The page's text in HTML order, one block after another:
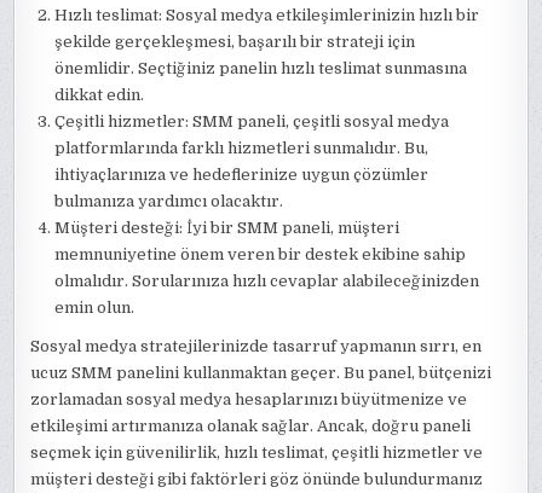
Hızlı teslimat: Sosyal medya etkileşimlerinizin hızlı bir
şekilde gerçekleşmesi, başarılı bir strateji için
önemlidir. Seçtiğiniz panelin hızlı teslimat sunmasına
dikkat edin.
Çeşitli hizmetler: SMM paneli, çeşitli sosyal medya
platformlarında farklı hizmetleri sunmalıdır. Bu,
ihtiyaçlarınıza ve hedeflerinize uygun çözümler
bulmanıza yardımcı olacaktır.
Müşteri desteği: İyi bir SMM paneli, müşteri
memnuniyetine önem veren bir destek ekibine sahip
olmalıdır. Sorularınıza hızlı cevaplar alabileceğinizden
emin olun.
Sosyal medya stratejilerinizde tasarruf yapmanın sırrı, en
ucuz SMM panelini kullanmaktan geçer. Bu panel, bütçenizi
zorlamadan sosyal medya hesaplarınızı büyütmenize ve
etkileşimi artırmanıza olanak sağlar. Ancak, doğru paneli
seçmek için güvenilirlik, hızlı teslimat, çeşitli hizmetler ve
müşteri desteği gibi faktörleri göz önünde bulundurmanız